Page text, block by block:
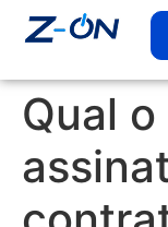
Qual